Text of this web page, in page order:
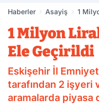
Haberler Asayiş 1
1 Milyon
Ele Geçirildi
Eskişehir İl
tarafından 2 işyeri
aramalarda piyasa